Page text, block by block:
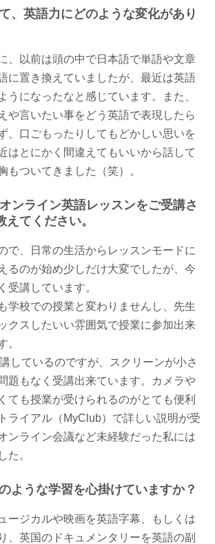
、英語力にどのような変化があり
、以前は頭の中で日本語で単語や文章
に置き換えていましたが、最近は英語
うになったなと感じています。また、
や言いたい事をどう英語で表現したら
、口ごもったりしてもどかしい思いを
はとにかく間違えてもいいから話して
もついてきました（笑）。
ンライン英語レッスンをご受講さ
てください。
で、日常の生活からレッスンモードに
るのが始め少しだけ大変でしたが、今
受講しています。
学校での授業と変わりませんし、先生
クスしたいい雰囲気で授業に参加出来
。
しているのですが、スクリーンが小さ
題もなく受講出来ています。カメラや
ても授業が受けられるのがとても便利
ライアル（MyClub）で詳しい説明が受
ンライン会議など未経験だった私には
た。
ような学習を心掛けていますか？
ージカルや映画を英語字幕、もしくは
、英国のドキュメンタリーを英語の副